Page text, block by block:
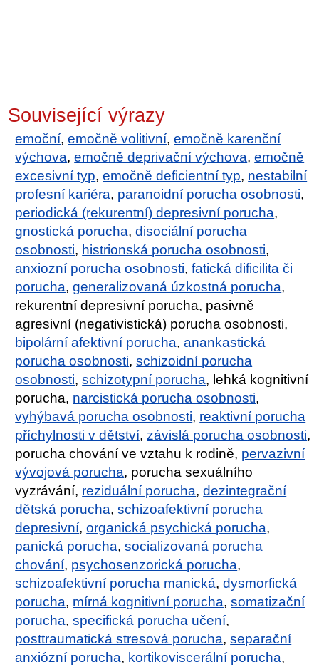
Související výrazy
emoční,emočně volitivní,emočně karenční
výchova,emočně deprivační výchova,emočně
excesivní typ,emočně deficientní typ, nestabilní
profesní kariéra, paranoidní porucha osobnosti,
periodická (rekurentní) depresivní porucha,
gnostická porucha,disociální porucha
osobnosti, histrionská porucha osobnosti,
anxiozní porucha osobnosti,fatická dificilita či
porucha,generalizovaná úzkostná porucha,
rekurentní depresivní porucha, pasivně
agresivní (negativistická) porucha osobnosti,
bipolární afektivní porucha,anankastická
porucha osobnosti,schizoidní porucha
osobnosti,schizotypní porucha, lehká kognitivní
porucha, narcistická porucha osobnosti,
vyhýbavá porucha osobnosti, reaktivní porucha
příchylnosti v dětství,závislá porucha osobnosti,
porucha chování ve vztahu k rodině, pervazivní
vývojová porucha, porucha sexuálního
vyzrávání, reziduální porucha,dezintegrační
dětská porucha,schizoafektivní porucha
depresivní,organická psychická porucha,
panická porucha,socializovaná porucha
chování, psychosenzorická porucha,
schizoafektivní porucha manická,dysmorfická
porucha, mírná kognitivní porucha,somatizační
porucha,specifická porucha učení,
posttraumatická stresová porucha,separační
anxiózní porucha, kortikoviscerální porucha,